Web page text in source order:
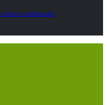
voorbehouden